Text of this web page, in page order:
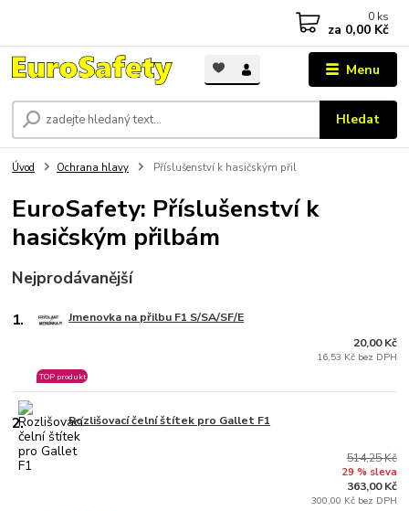
Menu
Hledat
0 ks
za 0,00 Kč
Úvod Ochrana hlavy Příslušenství k hasičským přil
EuroSafety: Příslušenství k
hasičským přilbám
Nejprodávanější
1. Jmenovka na přilbu F1 S/SA/SF/E
TOP produkt
20,00 Kč
16,53 Kč bez DPH
2. Rozlišovací čelní štítek pro Gallet F1
514,25 Kč
29 % sleva
363,00 Kč
300,00 Kč bez DPH